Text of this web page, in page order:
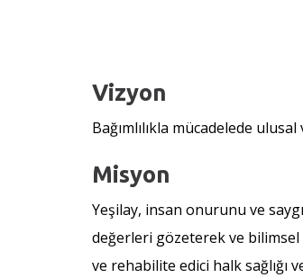
Vizyon
Bağımlılıkla mücadelede
Misyon
Yeşilay, insan onurunu ve
değerleri gözeterek ve
ve rehabilite edici halk sağlığı